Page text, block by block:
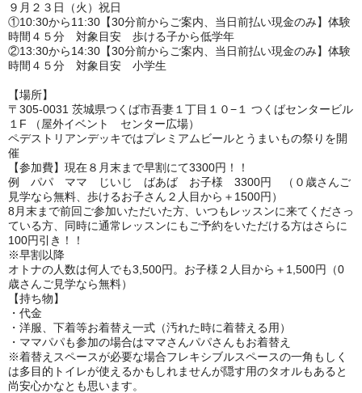
９月２３日（火）祝日
①10:30から11:30【30分前からご案内、当日前払い現金のみ】体験
時間４５分 対象目安 歩ける子から低学年
②13:30から14:30【30分前からご案内、当日前払い現金のみ】体験
時間４５分 対象目安 小学生
【場所】
〒305-0031 茨城県つくば市吾妻１丁目１０−１ つくばセンタービル
１F （屋外イベント センター広場）
ペデストリアンデッキではプレミアムビールとうまいもの祭りを開
催
【参加費】現在８月末まで早割にて3300円！！
例 パパ ママ じいじ ばあば お子様 3300円 （０歳さんご
見学なら無料、歩けるお子さん２人目から＋1500円）
8月末まで前回ご参加いただいた方、いつもレッスンに来てくださっ
ている方、同時に通常レッスンにもご予約をいただける方はさらに
100円引き！！
※早割以降
オトナの人数は何人でも3,500円。お子様２人目から＋1,500円（0
歳さんご見学なら無料）
【持ち物】
・代金
・洋服、下着等お着替え一式（汚れた時に着替える用）
・ママパパも参加の場合はママさんパパさんもお着替え
※着替えスペースが必要な場合フレキシブルスペースの一角もしく
は多目的トイレが使えるかもしれませんが隠す用のタオルもあると
尚安心かなとも思います。